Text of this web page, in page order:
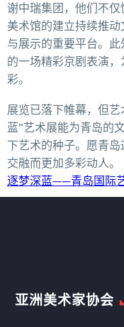
谢中瑞集团，他们不
美术馆的建立持续推
与展示的重要平台。
的一场精彩京剧表演
彩。
展览已落下帷幕，但
蓝”艺术展能为青岛的
下艺术的种子。愿青
交融而更加多彩动人。
逐梦深蓝——青岛国际
亚洲美术家协会